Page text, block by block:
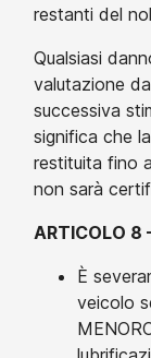
restanti del
Qualsiasi
valutazione
successiva
significa che
restituita fino
non sarà
ARTICOLO 8
È
veicolo